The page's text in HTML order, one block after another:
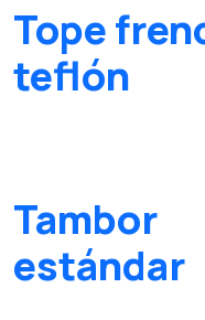
Tope
teflón
Tambor
estándar